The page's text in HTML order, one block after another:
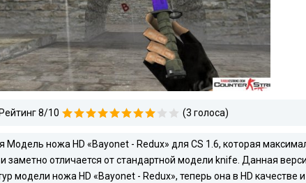
Рейтинг 8/10 (3 голоса)
ножа HD «Bayonet - Redux» для CS 1.6, которая
заметно отличается от стандартной модели knife. Данная
модели ножа HD «Bayonet - Redux», теперь она в HD качестве и